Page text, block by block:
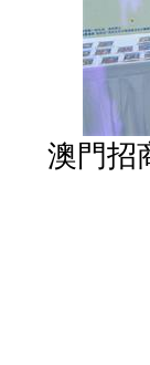
澳門招